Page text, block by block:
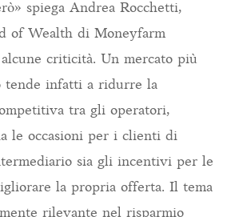
spiega Andrea Rocchetti,
of Wealth di Moneyfarm
alcune criticità. Un mercato più
tende infatti a ridurre la
tra gli operatori,
le occasioni per i clienti di
sia gli incentivi per le
la propria offerta. Il tema
rilevante nel risparmio